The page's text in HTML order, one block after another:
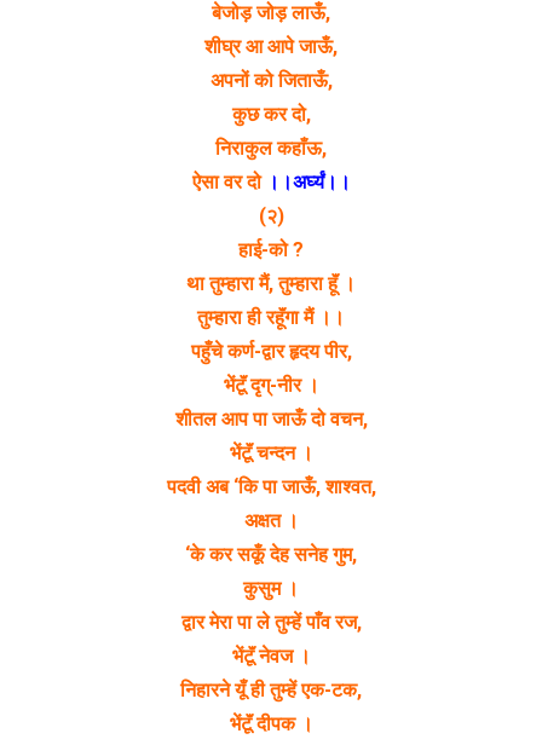
बेजोड़ जोड़ लाऊँ,
शीघ्र आ आपे जाऊँ,
अपनों को जिताऊँ,
कुछ कर दो,
निराकुल कहाँऊ,
ऐसा वर दो।।अर्घ्यं।।
(२)
हाई-को ?
था तुम्हारा मैं, तुम्हारा हूॅं ।
तुम्हारा ही रहूॅंगा मैं ।।
पहुँचे कर्ण-द्वार हृदय पीर,
भेंटूॅं दृग्-नीर ।
शीतल आप पा जाऊँ दो वचन,
भेंटूॅं चन्दन ।
पदवी अब ‘कि पा जाऊँ, शाश्वत,
अक्षत ।
‘के कर सकूँ देह सनेह गुम,
कुसुम ।
द्वार मेरा पा ले तुम्हें पाँव रज,
भेंटूॅं नेवज ।
निहारने यूँ ही तुम्हें एक-टक,
भेंटूॅं दीपक ।